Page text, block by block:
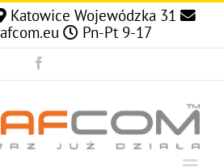
Katowice Wojewódzka 31
Pn-Pt 9-17